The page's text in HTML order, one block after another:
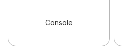
Console